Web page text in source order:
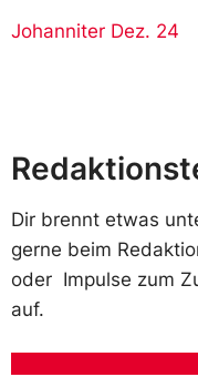
Johanniter Dez. 24
Dir brennt etwas
gerne beim
oder Impulse zum
auf.